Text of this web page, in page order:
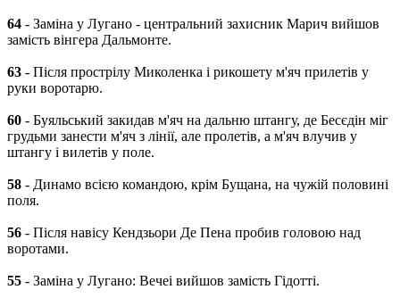
64 - Заміна у Лугано - центральний захисник Марич вийшов
замість вінгера Дальмонте.
63 - Після прострілу Миколенка і рикошету м'яч прилетів у
руки воротарю.
60 - Буяльський закидав м'яч на дальню штангу, де Бесєдін міг
грудьми занести м'яч з лінії, але пролетів, а м'яч влучив у
штангу і вилетів у поле.
58 - Динамо всією командою, крім Бущана, на чужій половині
поля.
56 - Після навісу Кендзьори Де Пена пробив головою над
воротами.
55 - Заміна у Лугано: Вечеі вийшов замість Гідотті.